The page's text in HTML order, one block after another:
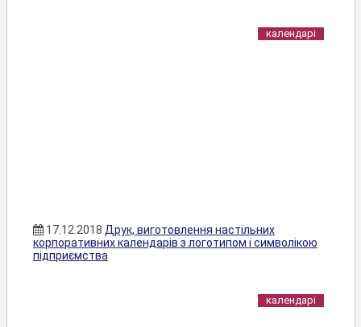
календарі
17.12.2018 Друк, виготовлення настільних
корпоративних календарів з логотипом і символікою
підприємства
календарі